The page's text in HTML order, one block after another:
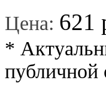
Цена: 621
*
публичной